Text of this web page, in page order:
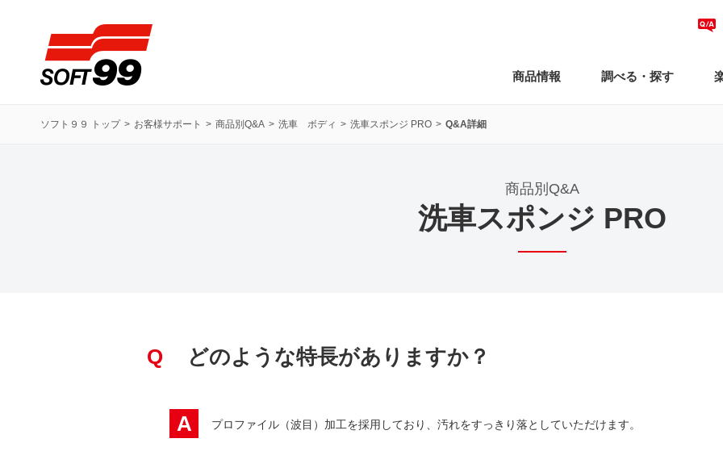
商品情報 調べる・探す
ソフト９９ トップ お客様サポート 商品別Q&A 洗車 ボディ 洗車スポンジ PRO Q&A詳細
商品別Q&A
洗車スポンジ PRO
Q どのような特長がありますか？
A プロファイル（波目）加工を採用しており、汚れをすっきり落としていただけます。